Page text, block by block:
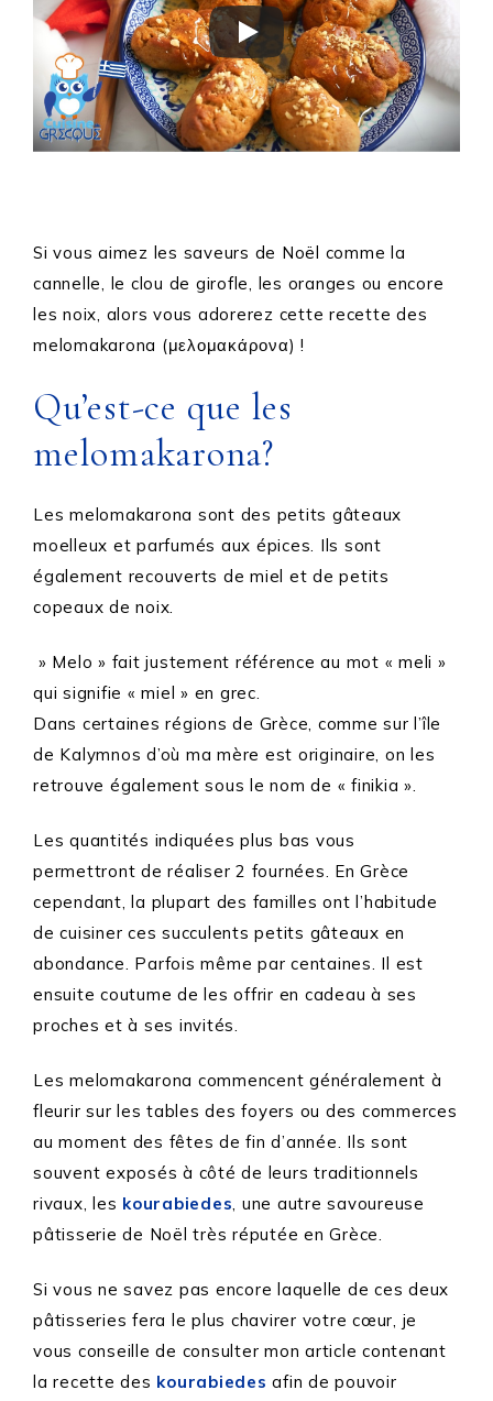
Si vous aimez les saveurs de Noël comme la
cannelle, le clou de girofle, les oranges ou encore
les noix, alors vous adorerez cette recette des
melomakarona (μελομακάρονα) !
Qu’est-ce que les
melomakarona?
Les melomakarona sont des petits gâteaux
moelleux et parfumés aux épices. Ils sont
également recouverts de miel et de petits
copeaux de noix.
» Melo » fait justement référence au mot « meli »
qui signifie « miel » en grec.
Dans certaines régions de Grèce, comme sur l’île
de Kalymnos d’où ma mère est originaire, on les
retrouve également sous le nom de « finikia ».
Les quantités indiquées plus bas vous
permettront de réaliser 2 fournées. En Grèce
cependant, la plupart des familles ont l’habitude
de cuisiner ces succulents petits gâteaux en
abondance. Parfois même par centaines. Il est
ensuite coutume de les offrir en cadeau à ses
proches et à ses invités.
Les melomakarona commencent généralement à
fleurir sur les tables des foyers ou des commerces
au moment des fêtes de fin d’année. Ils sont
souvent exposés à côté de leurs traditionnels
rivaux, les kourabiedes, une autre savoureuse
pâtisserie de Noël très réputée en Grèce.
Si vous ne savez pas encore laquelle de ces deux
pâtisseries fera le plus chavirer votre cœur, je
vous conseille de consulter mon article contenant
la recette des kourabiedes afin de pouvoir